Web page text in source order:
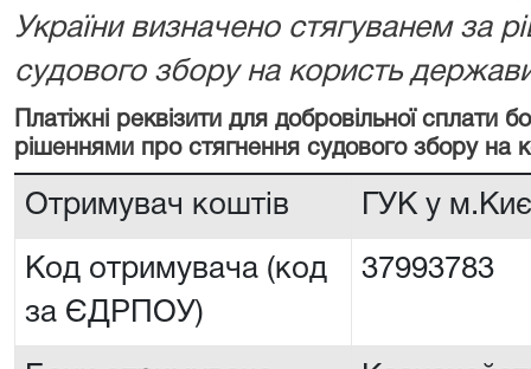
України визначено стягуванем за
судового збору на користь
Платіжні реквізити для добровільної
рішеннями про стягнення судового збору на
Отримувач коштів ГУК у
Код отримувача (код
за ЄДРПОУ)
37993783